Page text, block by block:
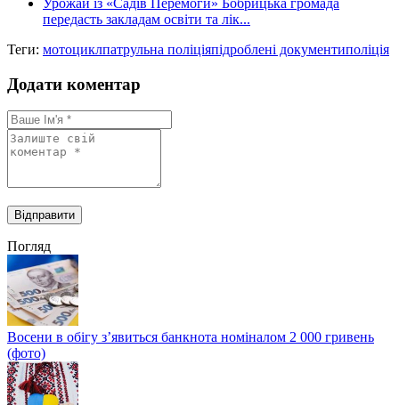
передасть закладам освіти та лік...
Теги: мотоциклпатрульна поліціяпідроблені документиполіція
Додати коментар
Погляд
Восени в обігу з’явиться банкнота номіналом 2 000 гривень
(фото)